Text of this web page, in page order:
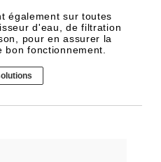
également sur toutes
d'eau, de filtration
pour en assurer la
bon fonctionnement.